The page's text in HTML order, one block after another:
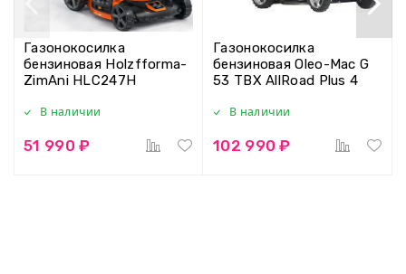
Газонокосилка
бензиновая Holzfforma-
ZimAni HLC247H
В наличии
51 990 ₽
Газонокосилка
бензиновая Oleo-Mac G
53 TBX AllRoad Plus 4
В наличии
102 990 ₽